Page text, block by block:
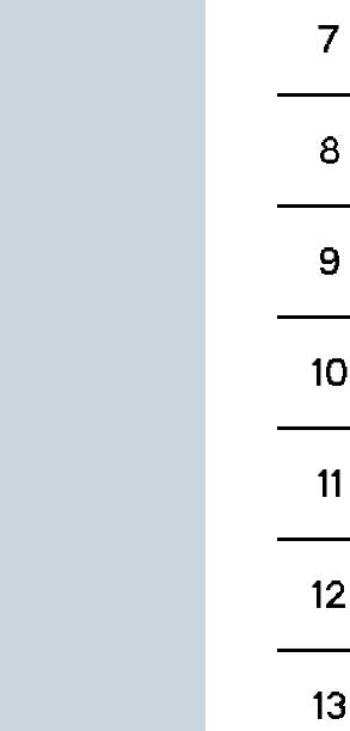
MAI
7
8
9
10
11
12
13